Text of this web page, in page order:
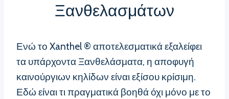
Ξανθελασμάτων
Ενώ το Xanthel ® αποτελεσματικά εξαλείφει
τα υπάρχοντα Ξανθελάσματα, η αποφυγή
καινούργιων κηλίδων είναι εξίσου κρίσιμη.
Εδώ είναι τι πραγματικά βοηθά όχι μόνο με το